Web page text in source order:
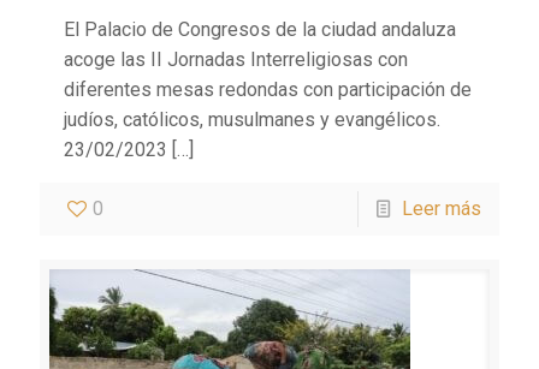
El Palacio de Congresos de la ciudad andaluza
acoge las II Jornadas Interreligiosas con
diferentes mesas redondas con participación de
judíos, católicos, musulmanes y evangélicos.
23/02/2023 […]
0 Leer más